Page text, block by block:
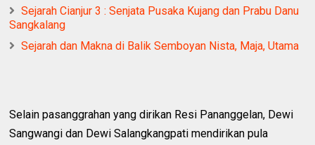
Sejarah Cianjur 3 : Senjata Pusaka Kujang dan Prabu Danu
Sangkalang
Sejarah dan Makna di Balik Semboyan Nista, Maja, Utama
Selain pasanggrahan yang dirikan Resi Pananggelan, Dewi
Sangwangi dan Dewi Salangkangpati mendirikan pula